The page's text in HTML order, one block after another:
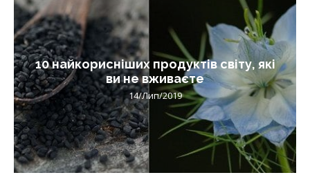
10 найкорисніших продуктів світу, які
ви не вживаєте
14/Лип/2019